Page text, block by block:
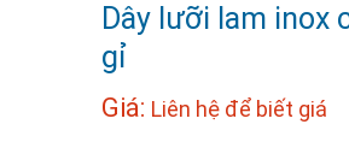
Dây lưỡi lam inox
gỉ
Giá: Liên hệ để biết giá